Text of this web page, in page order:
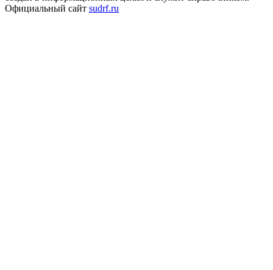
Официальный сайт sudrf.ru